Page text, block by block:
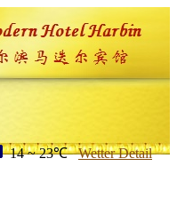
14 ~ 23℃ Wetter Detail